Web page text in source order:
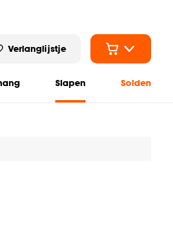
Verlanglijstje
Slapen Solden